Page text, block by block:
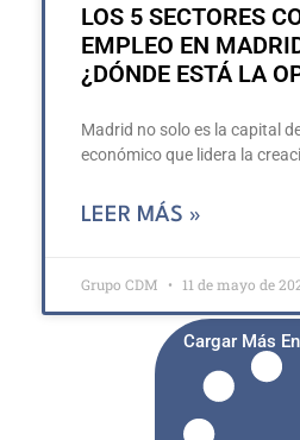
LOS 5 SECTORES
EMPLEO EN
¿DÓNDE ESTÁ LA
Madrid no solo es la capital
económico que lidera la
LEER MÁS »
Grupo CDM 11 de mayo de
Cargar Más